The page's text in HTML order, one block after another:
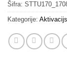
Šifra:
Kategorije: